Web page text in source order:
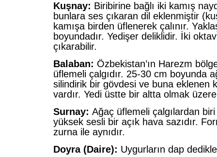
Kuşnay: Biribirine bağlı iki kamış
bunlara ses çıkaran dil eklenmiştir
kamışa birden üflenerek çalınır.
boyundadır. Yedişer deliklidir. İki oktav
çıkarabilir.
Balaban: Özbekistan’ın Harezm
üflemeli çalgıdır. 25-30 cm boyunda
silindirik bir gövdesi ve buna eklenen
vardır. Yedi üstte bir altta olmak
Surnay: Ağaç üflemeli çalgılardan
yüksek sesli bir açık hava sazıdır.
zurna ile aynıdır.
Doyra (Daire): Uygurların dap